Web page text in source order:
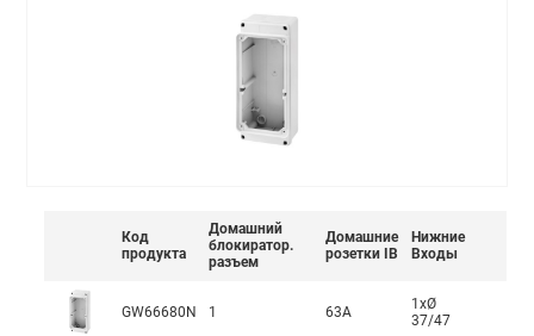
Код
продукта
Домашний
блокиратор.
разъем
Домашние
розетки IB
Нижние
Входы
GW66680N 1 63A
1xØ
37/47